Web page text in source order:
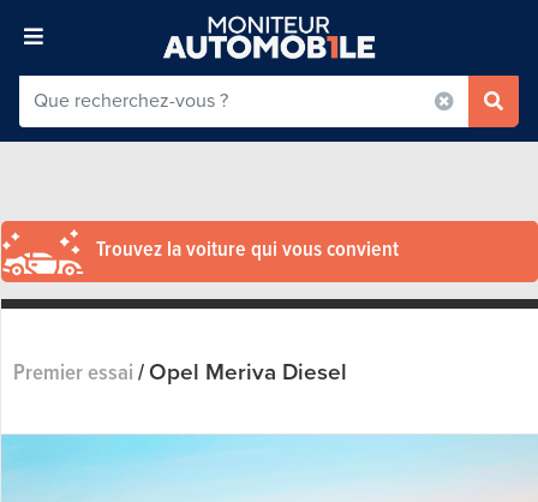
Trouvez la voiture qui vous convient
Premier essai/Opel Meriva Diesel